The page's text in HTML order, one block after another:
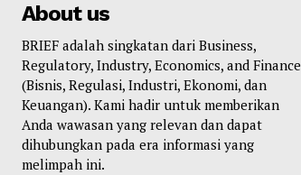
About us
BRIEF adalah singkatan dari Business,
Regulatory, Industry, Economics, and Finance
(Bisnis, Regulasi, Industri, Ekonomi, dan
Keuangan). Kami hadir untuk memberikan
Anda wawasan yang relevan dan dapat
dihubungkan pada era informasi yang
melimpah ini.